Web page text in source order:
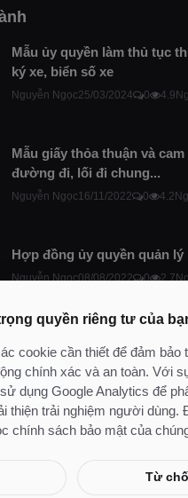
Mẫu ủy quyền làm thủ tục
ký xe, biển số xe
Nguyễn Ngọc25/03/2024 0
Mẫu giấy thỏa thuận và
đường đi, lối đi chung...
Nguyễn Ngọc16/11/2022 0
Hợp đồng ủy quyền quản lý
Nguyễn Ngọc08/08/2022 0
Bản quyền thuộc về
quyền riêng tư của
cookie cần thiết để đảm bảo
chính xác và an toàn. Với
dụng Google Analytics để
thiện trải nghiệm người dùng.
chính sách bảo mật của
Từ